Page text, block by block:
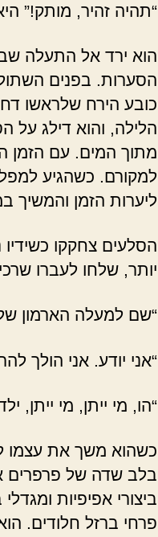
“תהיה זהיר, מותק!”
הוא ירד אל התעלה
הסערות. בפנים
כובע הירח שלראשו
הלילה, והוא דילג על
מתוך המים. עם הזמן
למקורם. כשהגיע
ליערות הזמן והמשיך
הסלעים צחקקו
יותר, שלחו לעברו
“שם למעלה הארמון
“אני יודע. אני הולך
“הו, מי ייתן, מי ייתן,
כשהוא משך את עצמו
בלב שדה של פרפרים
ביצורי אפיפיות
פרחי ברזל חלודים.